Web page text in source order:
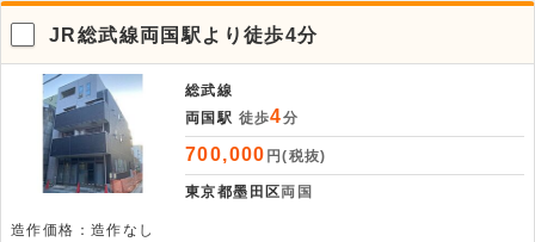
JR総武線両国駅より徒歩4分
総武線
両国駅 徒歩4分
700,000 円(税抜)
東京都墨田区両国
造作価格：造作なし